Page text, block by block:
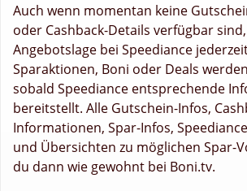
Auch wenn momentan keine
oder Cashback-Details verfügbar
Angebotslage bei Speediance
Sparaktionen, Boni oder Deals
sobald Speediance entsprechende
bereitstellt. Alle Gutschein-Infos,
Informationen, Spar-Infos,
und Übersichten zu möglichen Spar-
du dann wie gewohnt bei Boni.tv.